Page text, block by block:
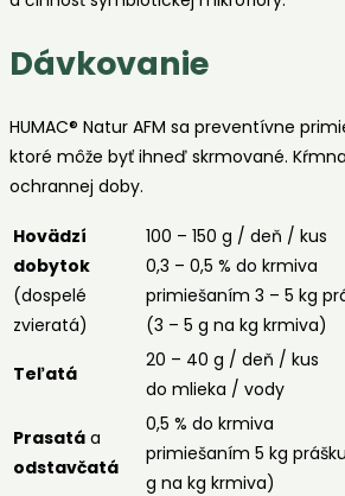
Dávkovanie
HUMAC® Natur AFM sa preventívne
ktoré môže byť ihneď skrmované.
ochrannej doby.
Hovädzí
dobytok
(dospelé
zvieratá)
100 – 150 g / deň / kus
0,3 – 0,5 % do krmiva
primiešaním 3 – 5 kg
(3 – 5 g na kg krmiva)
Teľatá
20 – 40 g / deň / kus
do mlieka / vody
Prasatá a
odstavčatá
0,5 % do krmiva
primiešaním 5 kg
g na kg krmiva)